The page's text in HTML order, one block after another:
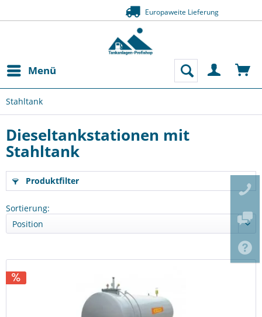
Zahlung auf Rechnung (Bonität vorausgesetzt)
Menü
Stahltank
Dieseltankstationen mit
Stahltank
Produktfilter
Sortierung: